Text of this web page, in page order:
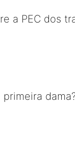
a PEC dos